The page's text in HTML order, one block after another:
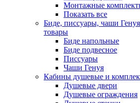
Монтажные
Показать все
Биде, писсуары, чаши
товары
Биде напольные
Биде подвесное
Писсуары
Чаши Генуя
Кабины душевые и
Душевые двери
Душевые ограждения